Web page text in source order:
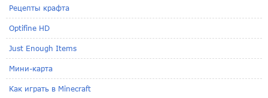
Рецепты крафта
Optifine HD
Just Enough Items
Мини-карта
Как играть в Minecraft